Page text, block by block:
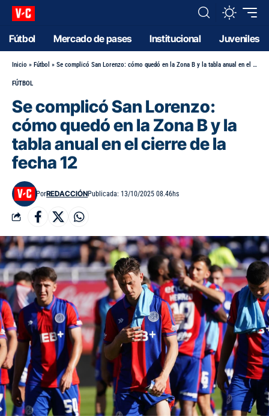
Fútbol Mercado de pases Institucional Juveniles
Inicio » Fútbol » Se complicó San Lorenzo: cómo quedó en la Zona B y la tabla anual en el cierre de la fecha 12
FÚTBOL
Se complicó San Lorenzo:
cómo quedó en la Zona B y la
tabla anual en el cierre de la
fecha 12
PorREDACCIÓNPublicada: 13/10/2025 08.46hs